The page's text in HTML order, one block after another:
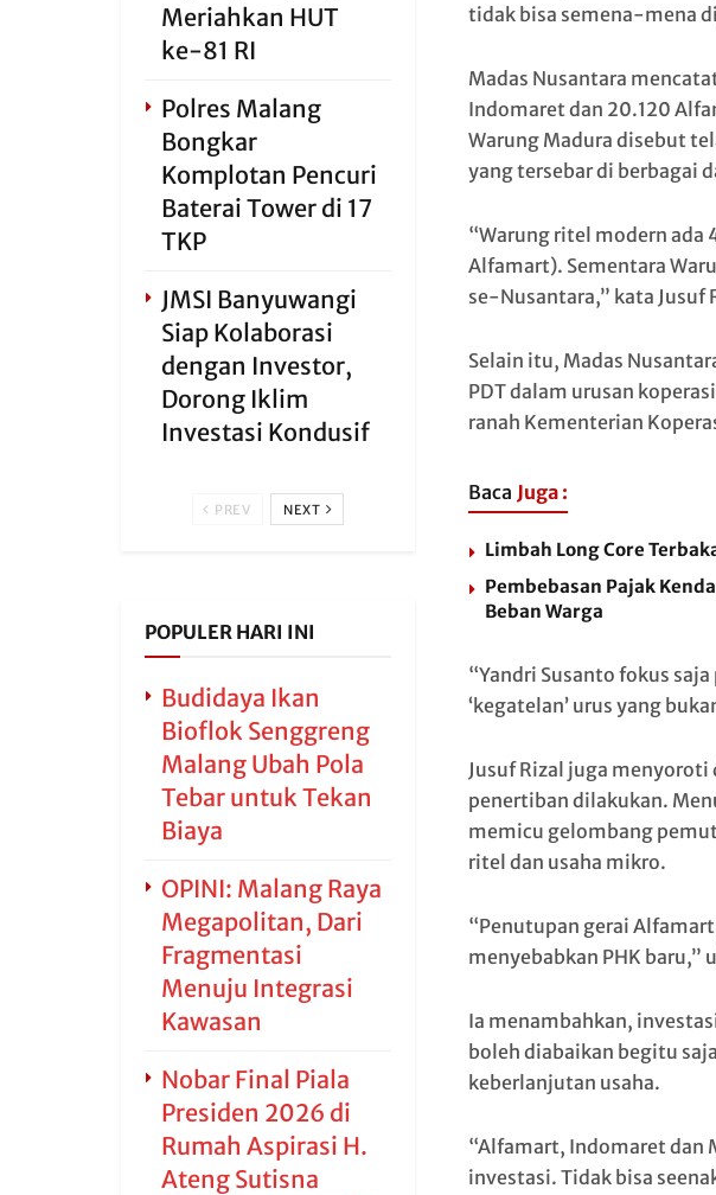
tidak bisa semena-mena
Madas Nusantara
Indomaret dan 20.120
Warung Madura disebut
yang tersebar di berbagai
“Warung ritel modern
Alfamart). Sementara
se-Nusantara,” kata Jusuf
Selain itu, Madas
PDT dalam urusan
ranah Kementerian
Baca Juga :
Limbah Long Core
Pembebasan Pajak
Beban Warga
“Yandri Susanto fokus
‘kegatelan’ urus yang
Jusuf Rizal juga
penertiban dilakukan.
memicu gelombang
ritel dan usaha mikro.
“Penutupan gerai
menyebabkan PHK baru,”
Ia menambahkan,
boleh diabaikan begitu
keberlanjutan usaha.
“Alfamart, Indomaret dan
investasi. Tidak bisa
Meriahkan HUT
ke-81 RI
Polres Malang
Bongkar
Komplotan Pencuri
Baterai Tower di 17
TKP
JMSI Banyuwangi
Siap Kolaborasi
dengan Investor,
Dorong Iklim
Investasi Kondusif
PREV NEXT
POPULER HARI INI
Budidaya Ikan
Bioflok Senggreng
Malang Ubah Pola
Tebar untuk Tekan
Biaya
OPINI: Malang Raya
Megapolitan, Dari
Fragmentasi
Menuju Integrasi
Kawasan
Nobar Final Piala
Presiden 2026 di
Rumah Aspirasi H.
Ateng Sutisna